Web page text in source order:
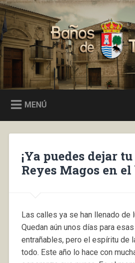
Saltar
al
contenido
Buscar
Baños de Río Tobía
MENÚ
¡Ya puedes dejar
Reyes Magos en
Las calles ya se han llenado de
Quedan aún unos días para
entrañables, pero el espíritu de
todo. Este año lo hace con